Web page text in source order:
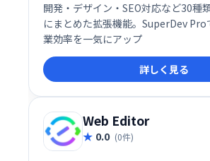
開発・デザイン・SEO対応など30種
にまとめた拡張機能。SuperDev
業効率を一気にアップ
詳しく見る
Web Editor
0.0 (0件)